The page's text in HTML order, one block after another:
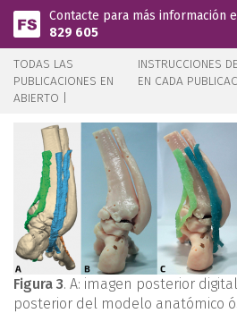
Pasar al contenido principal
Contacte para más información
829 605
TODAS LAS
PUBLICACIONES EN
ABIERTO |
INSTRUCCIONES
EN CADA
Figura 3. A: imagen posterior
posterior del modelo anatómico